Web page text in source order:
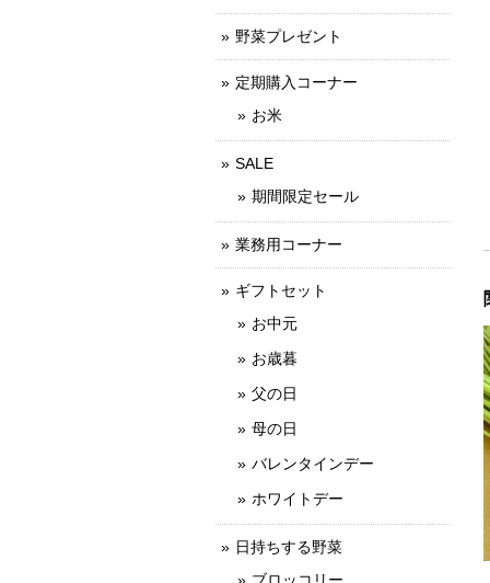
野菜プレゼント
定期購入コーナー
お米
SALE
期間限定セール
業務用コーナー
ギフトセット
お中元
お歳暮
父の日
母の日
バレンタインデー
ホワイトデー
日持ちする野菜